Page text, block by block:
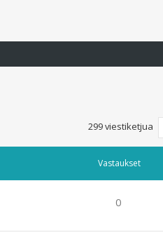
299 viestiketjua
Vastaukset
0